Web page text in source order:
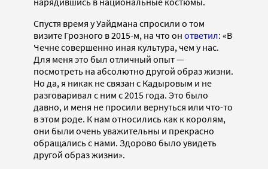
Спустя время у Уайдмана спросили о том
визите Грозного в 2015-м, на что он ответил: «В
Чечне совершенно иная культура, чем у нас.
Для меня это был отличный опыт —
посмотреть на абсолютно другой образ жизни.
Но да, я никак не связан с Кадыровым и не
разговаривал с ним с 2015 года. Это было
давно, и меня не просили вернуться или что-то
в этом роде. К нам относились как к королям,
они были очень уважительны и прекрасно
обращались с нами. Здорово было увидеть
другой образ жизни».